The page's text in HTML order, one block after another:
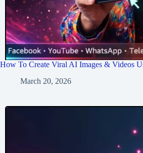
How To Create Viral AI Images & Videos
March 20, 2026